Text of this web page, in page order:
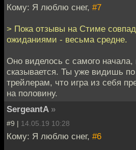
Кому: Я люблю снег, #7
> Пока отзывы на Стиме
ожиданиями - весьма средне.
Оно виделось с самого начала,
сказывается. Ты уже видишь
трейлерам, что игра из себя
на половину.
SergeantA »
#9 | 14.05.19 10:28
Кому: Я люблю снег, #6